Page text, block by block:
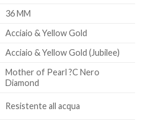
36 MM
Acciaio & Yellow Gold
Acciaio & Yellow Gold (Jubilee)
Mother of Pearl ?C Nero
Diamond
Resistente all acqua